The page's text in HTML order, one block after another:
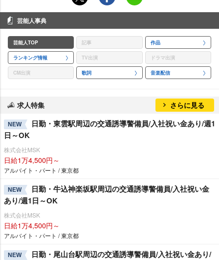
芸能人事典
芸能人TOP 記事 作品
ランキング情報 TV出演 ドラマ出演
CM出演 歌詞 音楽配信
求人特集 さらに見る
NEW
日勤・東雲駅周辺の交通誘導警備員/入社祝い金あり/週1
日～OK
株式会社MSK
日給1万4,500円～
アルバイト・パート / 東京都
NEW
日勤・牛込神楽坂駅周辺の交通誘導警備員/入社祝い金
あり/週1日～OK
株式会社MSK
日給1万4,500円～
アルバイト・パート / 東京都
NEW
日勤・尾山台駅周辺の交通誘導警備員/入社祝い金あり/